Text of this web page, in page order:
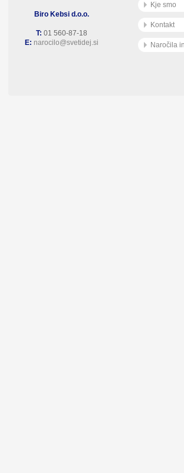
Biro Kebsi d.o.o.
T: 01 560-87-18
E: narocilo@svetidej.si
Kje smo
Kontakt
Naročila